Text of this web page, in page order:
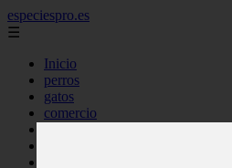
especiespro.es
☰
Inicio
perros
gatos
comercio